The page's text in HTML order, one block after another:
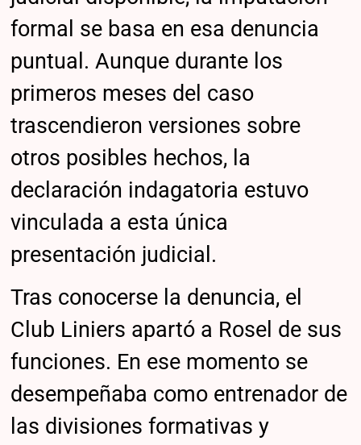
formal se basa en esa denuncia
puntual. Aunque durante los
primeros meses del caso
trascendieron versiones sobre
otros posibles hechos, la
declaración indagatoria estuvo
vinculada a esta única
presentación judicial.
Tras conocerse la denuncia, el
Club Liniers apartó a Rosel de sus
funciones. En ese momento se
desempeñaba como entrenador de
las divisiones formativas y